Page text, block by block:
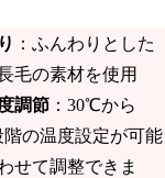
：ふんわりとした
毛の素材を使用
調節 ：30℃から
の温度設定が可能
せて調整できま